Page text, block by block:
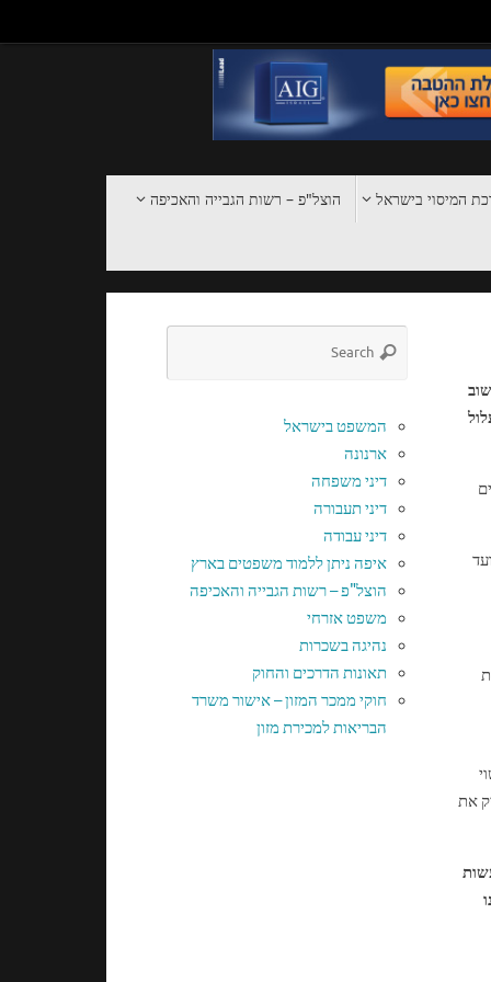
המיסוי בישראל הוצל"פ – רשות הגבייה והאכיפה
את
המשפט בישראל
ארנונה
דיני משפחה
דיני תעבורה
דיני עבודה
איפה ניתן ללמוד משפטים בארץ
הוצל"פ – רשות הגבייה והאכיפה
משפט אזרחי
נהיגה בשכרות
תאונות הדרכים והחוק
חוקי ממכר המזון – אישור משרד
הבריאות למכירת מזון